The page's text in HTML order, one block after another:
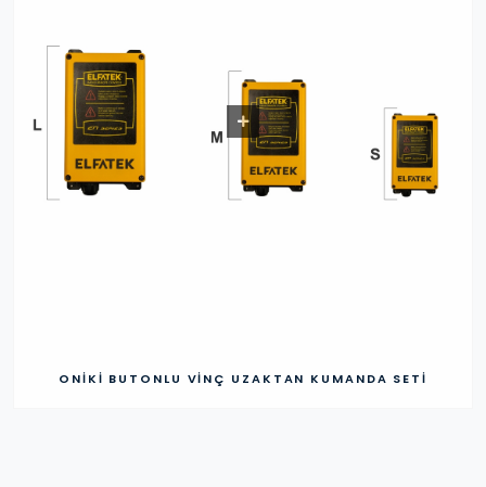
ONIKI BUTONLU VINÇ UZAKTAN KUMANDA SETI